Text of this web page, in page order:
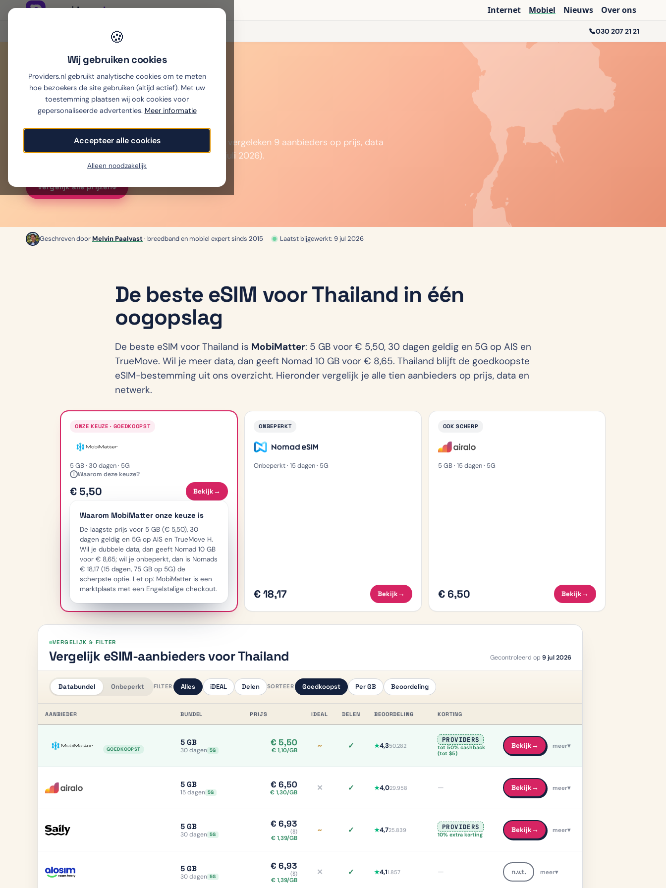
🍪
Wij gebruiken cookies
Providers.nl gebruikt analytische cookies om te meten
hoe bezoekers de site gebruiken (altijd actief). Met uw
toestemming plaatsen wij ook cookies voor
gepersonaliseerde advertenties. Meer informatie
Accepteer alle cookies
Alleen noodzakelijk
Internet Mobiel Nieuws Over ons
Onafhankelijk sinds 2007 030 207 21 21
Home›Mobiel ›Sim only›eSIM buitenland›eSIM Thailand
eSIMThailand
Beste eSIM voor Thailand: 5 GB vanaf € 5,50. We vergeleken 9 aanbieders op prijs, data
en 5G — alle prijzen gecheckt op hun eigen site (juli 2026).
Vergelijk alle prijzen↓︎
Geschreven door Melvin Paalvast · breedband en mobiel expert sinds 2015 Laatst bijgewerkt: 9 jul 2026
De beste eSIM voor Thailand in één
oogopslag
De beste eSIM voor Thailand is MobiMatter: 5 GB voor € 5,50, 30 dagen geldig en 5G op AIS en
TrueMove. Wil je meer data, dan geeft Nomad 10 GB voor € 8,65. Thailand blijft de goedkoopste
eSIM-bestemming uit ons overzicht. Hieronder vergelijk je alle tien aanbieders op prijs, data en
netwerk.
ONZE KEUZE · GOEDKOOPST
5 GB · 30 dagen · 5G
i Waarom deze keuze?
€ 5,50 Bekijk→
Waarom MobiMatter onze keuze is
De laagste prijs voor 5 GB (€ 5,50), 30
dagen geldig en 5G op AIS en TrueMove H.
Wil je dubbele data, dan geeft Nomad 10 GB
voor € 8,65; wil je onbeperkt, dan is Nomads
€ 18,17 (15 dagen, 75 GB op 5G) de
scherpste optie. Let op: MobiMatter is een
marktplaats met een Engelstalige checkout.
ONBEPERKT
Onbeperkt · 15 dagen · 5G
€ 18,17 Bekijk→
OOK SCHERP
5 GB · 15 dagen · 5G
€ 6,50 Bekijk→
VERGELIJK & FILTER
Vergelijk eSIM-aanbieders voor Thailand Gecontroleerd op 9 jul 2026
Databundel Onbeperkt FILTER Alles iDEAL Delen SORTEER Goedkoopst Per GB Beoordeling
AANBIEDER BUNDEL PRIJS IDEAL DELEN BEOORDELING KORTING
GOEDKOOPST
5 GB
30 dagen 5G
€ 5,50
€ 1,10/GB ~ iDEAL deels/onduidelijk, meer info
✓Delen ja, meer info
★4,350.282
PROVIDERS
tot 50% cashback
(tot $5)
Bekijk→ meer▾
5 GB
15 dagen 5G
€ 6,50
€ 1,30/GB ✕iDEAL nee, meer info
✓Delen ja, meer info
★4,029.958 — Bekijk→ meer▾
5 GB
30 dagen 5G
€ 6,93
($)
€ 1,39/GB
~ iDEAL deels/onduidelijk, meer info
✓Delen ja, meer info
★4,725.839 PROVIDERS
10% extra korting
Bekijk→ meer▾
5 GB
30 dagen 5G
€ 6,93
($)
€ 1,39/GB
✕iDEAL nee, meer info
✓Delen ja, meer info
★4,11.857 — n.v.t. meer▾